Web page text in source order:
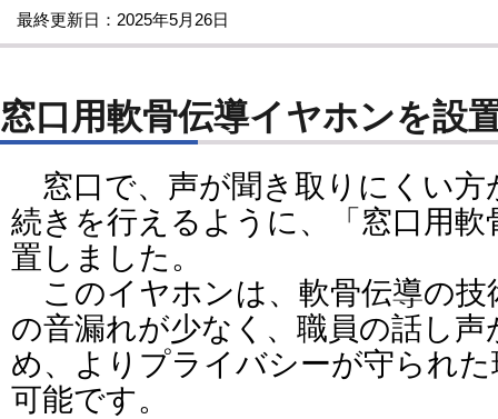
最終更新日：2025年5月26日
窓口用軟骨伝導イヤホンを設
窓口で、声が聞き取りにくい方
続きを行えるように、「窓口用
置しました。
このイヤホンは、軟骨伝導の技
の音漏れが少なく、職員の話し
め、よりプライバシーが守られ
可能です。